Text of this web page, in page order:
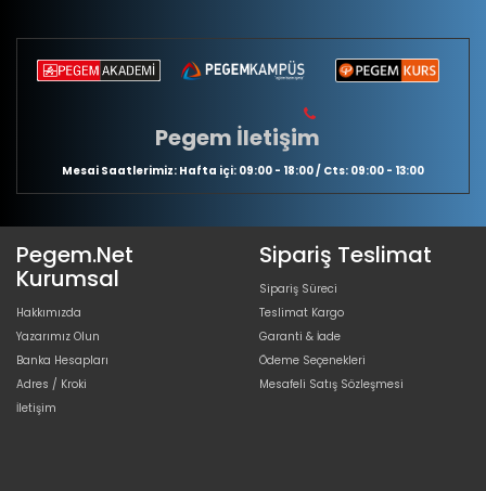
Pegem İletişim
Mesai Saatlerimiz: Hafta içi: 09:00 - 18:00 / Cts: 09:00 - 13:00
Pegem.Net
Kurumsal
Hakkımızda
Yazarımız Olun
Banka Hesapları
Adres / Kroki
İletişim
Sipariş Teslimat
Sipariş Süreci
Teslimat Kargo
Garanti & İade
Ödeme Seçenekleri
Mesafeli Satış Sözleşmesi